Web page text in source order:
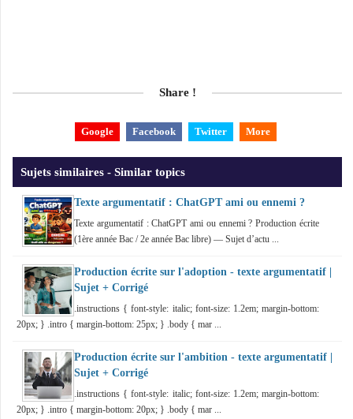
Share !
Google Facebook Twitter More
Sujets similaires - Similar topics
Texte argumentatif : ChatGPT ami ou ennemi ?
Texte argumentatif : ChatGPT ami ou ennemi ? Production écrite
(1ère année Bac / 2e année Bac libre) — Sujet d’actu ...
Production écrite sur l'adoption - texte argumentatif |
Sujet + Corrigé
.instructions { font-style: italic; font-size: 1.2em; margin-bottom:
20px; } .intro { margin-bottom: 25px; } .body { mar ...
Production écrite sur l'ambition - texte argumentatif |
Sujet + Corrigé
.instructions { font-style: italic; font-size: 1.2em; margin-bottom:
20px; } .intro { margin-bottom: 20px; } .body { mar ...